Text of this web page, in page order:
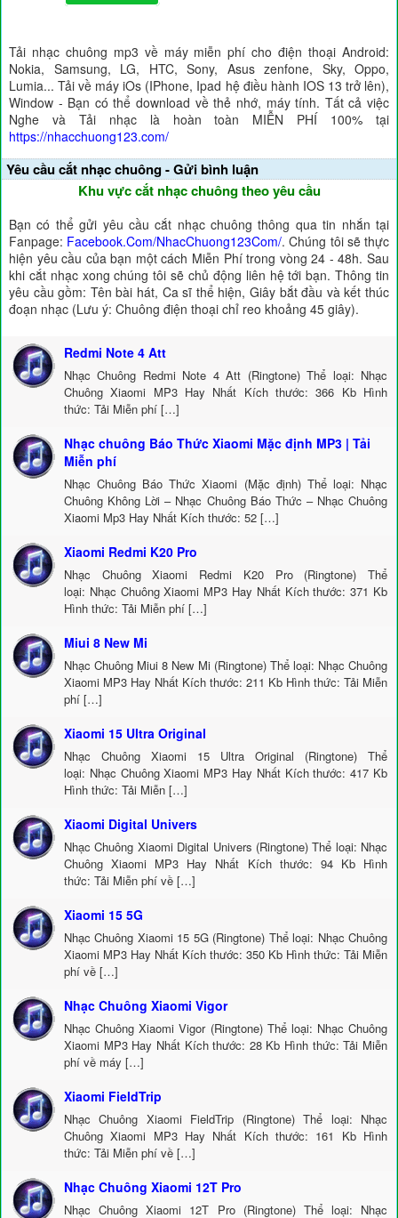
Tải nhạc chuông mp3 về máy miễn phí cho điện thoại Android:
Nokia, Samsung, LG, HTC, Sony, Asus zenfone, Sky, Oppo,
Lumia... Tải về máy iOs (IPhone, Ipad hệ điều hành IOS 13 trở lên),
Window - Bạn có thể download về thẻ nhớ, máy tính. Tất cả việc
Nghe và Tải nhạc là hoàn toàn MIỄN PHÍ 100% tại
https://nhacchuong123.com/
Yêu cầu cắt nhạc chuông - Gửi bình luận
Khu vực cắt nhạc chuông theo yêu cầu
Bạn có thể gửi yêu cầu cắt nhạc chuông thông qua tin nhắn tại
Fanpage: Facebook.Com/NhacChuong123Com/. Chúng tôi sẽ thực
hiện yêu cầu của bạn một cách Miễn Phí trong vòng 24 - 48h. Sau
khi cắt nhạc xong chúng tôi sẽ chủ động liên hệ tới bạn. Thông tin
yêu cầu gồm: Tên bài hát, Ca sĩ thể hiện, Giây bắt đầu và kết thúc
đoạn nhạc (Lưu ý: Chuông điện thoại chỉ reo khoảng 45 giây).
Redmi Note 4 Att
Nhạc Chuông Redmi Note 4 Att (Ringtone) Thể loại: Nhạc
Chuông Xiaomi MP3 Hay Nhất Kích thước: 366 Kb Hình
thức: Tải Miễn phí […]
Nhạc chuông Báo Thức Xiaomi Mặc định MP3 | Tải
Miễn phí
Nhạc Chuông Báo Thức Xiaomi (Mặc định) Thể loại: Nhạc
Chuông Không Lời – Nhạc Chuông Báo Thức – Nhạc Chuông
Xiaomi Mp3 Hay Nhất Kích thước: 52 […]
Xiaomi Redmi K20 Pro
Nhạc Chuông Xiaomi Redmi K20 Pro (Ringtone) Thể
loại: Nhạc Chuông Xiaomi MP3 Hay Nhất Kích thước: 371 Kb
Hình thức: Tải Miễn phí […]
Miui 8 New Mi
Nhạc Chuông Miui 8 New Mi (Ringtone) Thể loại: Nhạc Chuông
Xiaomi MP3 Hay Nhất Kích thước: 211 Kb Hình thức: Tải Miễn
phí […]
Xiaomi 15 Ultra Original
Nhạc Chuông Xiaomi 15 Ultra Original (Ringtone) Thể
loại: Nhạc Chuông Xiaomi MP3 Hay Nhất Kích thước: 417 Kb
Hình thức: Tải Miễn […]
Xiaomi Digital Univers
Nhạc Chuông Xiaomi Digital Univers (Ringtone) Thể loại: Nhạc
Chuông Xiaomi MP3 Hay Nhất Kích thước: 94 Kb Hình
thức: Tải Miễn phí về […]
Xiaomi 15 5G
Nhạc Chuông Xiaomi 15 5G (Ringtone) Thể loại: Nhạc Chuông
Xiaomi MP3 Hay Nhất Kích thước: 350 Kb Hình thức: Tải Miễn
phí về […]
Nhạc Chuông Xiaomi Vigor
Nhạc Chuông Xiaomi Vigor (Ringtone) Thể loại: Nhạc Chuông
Xiaomi MP3 Hay Nhất Kích thước: 28 Kb Hình thức: Tải Miễn
phí về máy […]
Xiaomi FieldTrip
Nhạc Chuông Xiaomi FieldTrip (Ringtone) Thể loại: Nhạc
Chuông Xiaomi MP3 Hay Nhất Kích thước: 161 Kb Hình
thức: Tải Miễn phí về […]
Nhạc Chuông Xiaomi 12T Pro
Nhạc Chuông Xiaomi 12T Pro (Ringtone) Thể loại: Nhạc